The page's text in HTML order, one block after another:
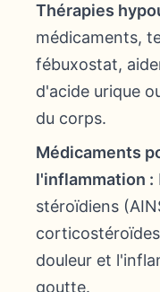
Thérapies
médicaments,
fébuxostat,
d'acide urique
du corps.
Médicaments
l'inflammation :
stéroïdiens
douleur et
goutte.